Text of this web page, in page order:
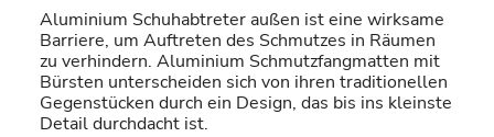
Aluminium Schuhabtreter außen ist eine wirksame
Barriere, um Auftreten des Schmutzes in Räumen
zu verhindern. Aluminium Schmutzfangmatten mit
Bürsten unterscheiden sich von ihren traditionellen
Gegenstücken durch ein Design, das bis ins kleinste
Detail durchdacht ist.